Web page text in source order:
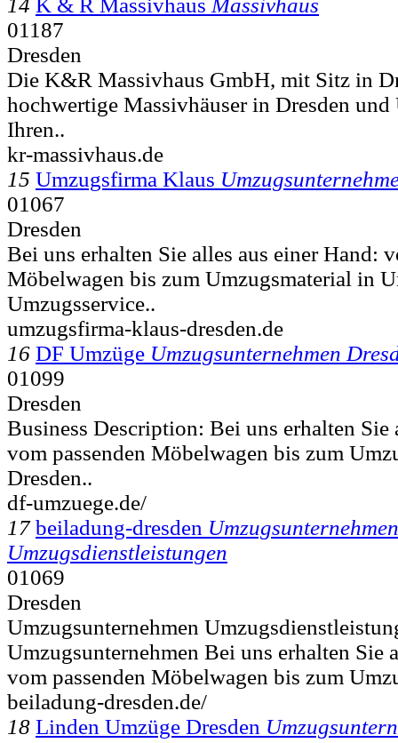
01187
Dresden
Die K&R Massivhaus GmbH, mit Sitz in
hochwertige Massivhäuser in Dresden und
Ihren..
kr-massivhaus.de
15 Umzugsfirma Klaus
01067
Dresden
Bei uns erhalten Sie alles aus einer Hand:
Möbelwagen bis zum Umzugsmaterial in
Umzugsservice..
umzugsfirma-klaus-dresden.de
16 DF Umzüge Umzugsunternehmen
01099
Dresden
Business Description: Bei uns erhalten Sie
vom passenden Möbelwagen bis zum
Dresden..
df-umzuege.de/
17 beiladung-dresden Umzugsunternehmen
Umzugsdienstleistungen
01069
Dresden
Umzugsunternehmen
Umzugsunternehmen Bei uns erhalten Sie
vom passenden Möbelwagen bis zum
beiladung-dresden.de/
18 Linden Umzüge Dresden